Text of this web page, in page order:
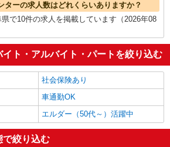
ターの求人数はどれくらいありますか？
で10件の求人を掲載しています（2026年08
ト・アルバイト・パートを絞り込む
社会保険あり
車通勤OK
エルダー（50代～）活躍中
で絞り込む